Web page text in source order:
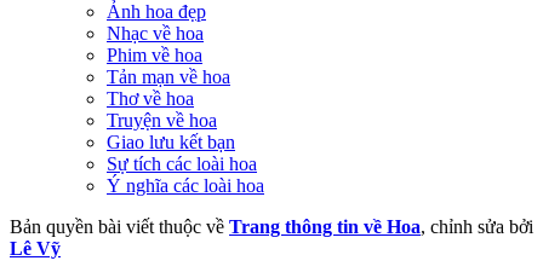
Ảnh hoa đẹp
Nhạc về hoa
Phim về hoa
Tản mạn về hoa
Thơ về hoa
Truyện về hoa
Giao lưu kết bạn
Sự tích các loài hoa
Ý nghĩa các loài hoa
Bản quyền bài viết thuộc về Trang thông tin về Hoa, chỉnh sửa bởi
Lê Vỹ